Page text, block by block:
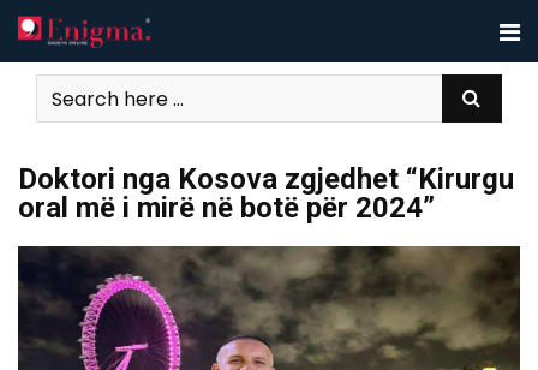
Skip
to
content
Doktori nga Kosova zgjedhet “Kirurgu
oral më i mirë në botë për 2024”